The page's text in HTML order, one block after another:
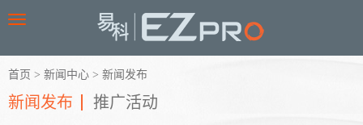
Toggle
首页 > 新闻中心 > 新闻发布
新闻发布 推广活动